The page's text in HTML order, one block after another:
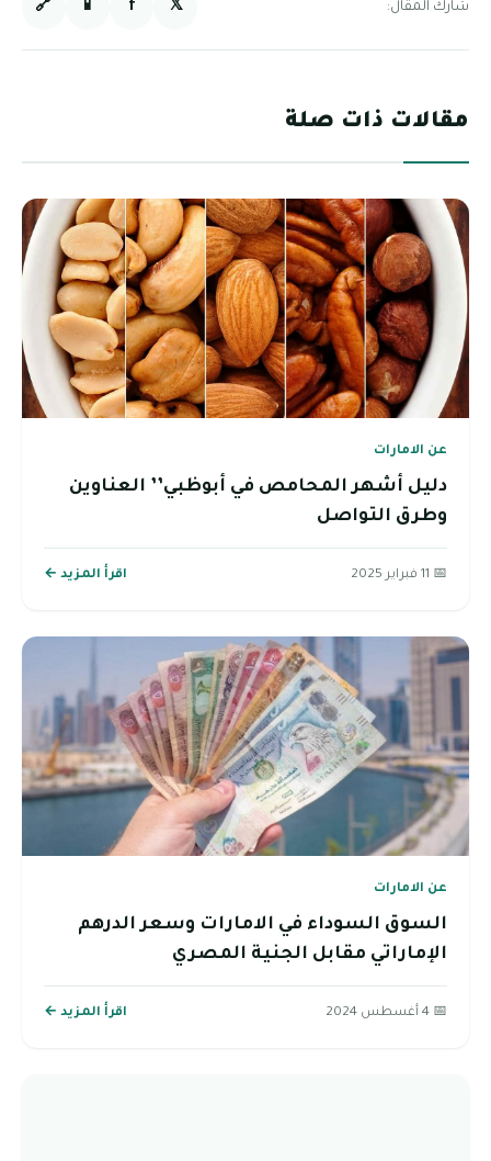
شارك المقال: 𝕏
f
📱
🔗
مقالات ذات صلة
عن الامارات
دليل أشهر المحامص في أبوظبي’’ العناوين
وطرق التواصل
📅 11 فبراير 2025 اقرأ المزيد ←
عن الامارات
السوق السوداء في الامارات وسعر الدرهم
الإماراتي مقابل الجنية المصري
📅 4 أغسطس 2024 اقرأ المزيد ←